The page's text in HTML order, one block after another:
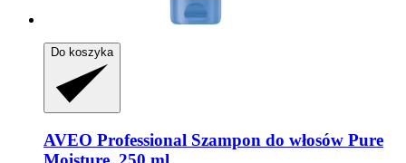
Do koszyka
AVEO Professional Szampon do włosów Pure